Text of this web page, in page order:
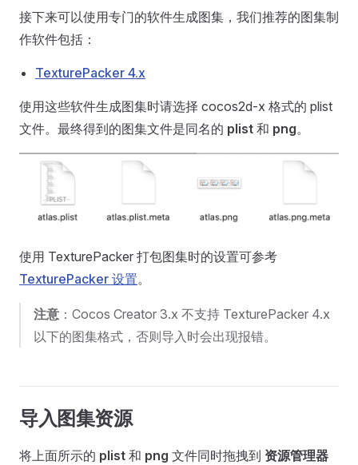
接下来可以使用专门的软件生成图集，我们推荐的图集制
作软件包括：
TexturePacker 4.x
使用这些软件生成图集时请选择 cocos2d-x 格式的 plist
文件。最终得到的图集文件是同名的 plist 和 png。
使用 TexturePacker 打包图集时的设置可参考
TexturePacker 设置。
注意 ：Cocos Creator 3.x 不支持 TexturePacker 4.x
以下的图集格式，否则导入时会出现报错。
导入图集资源
将上面所示的 plist 和 png 文件同时拖拽到 资源管理器